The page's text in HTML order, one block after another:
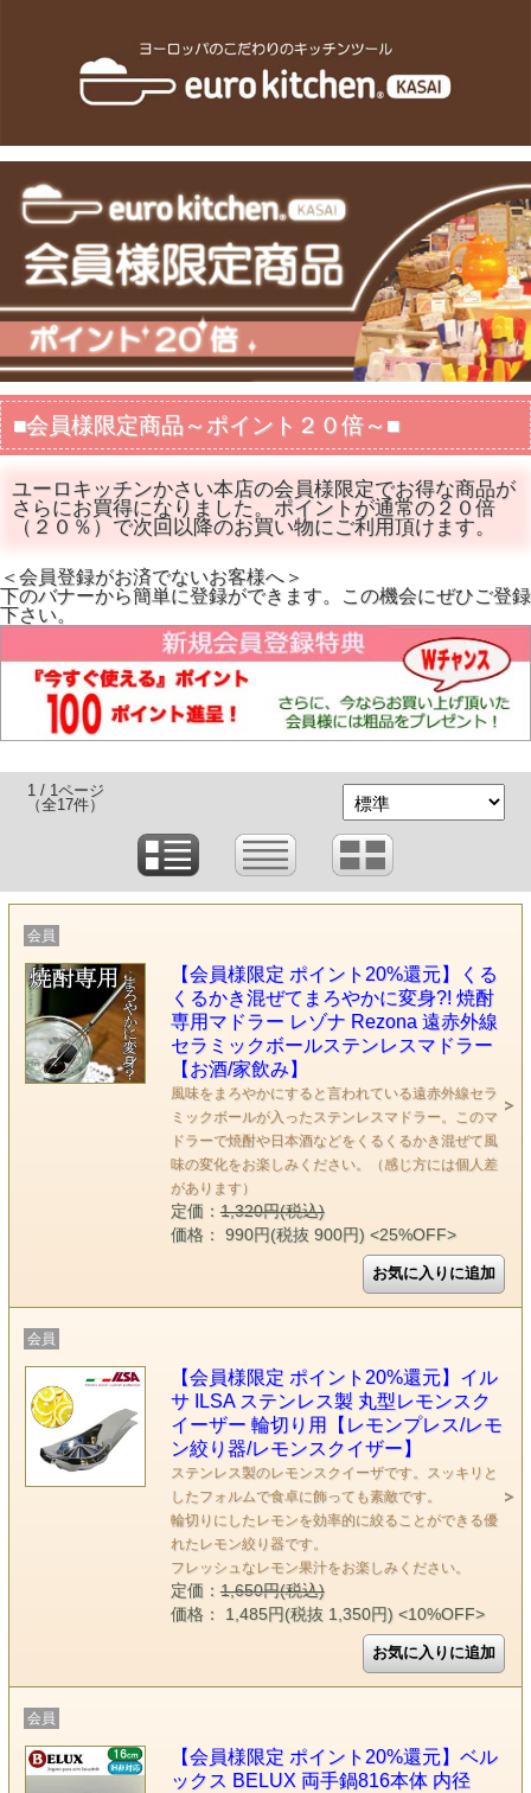
■会員様限定商品～ポイント２０倍～■
ユーロキッチンかさい本店の会員様限定でお得な商品が
さらにお買得になりました。ポイントが通常の２０倍
（２０％）で次回以降のお買い物にご利用頂けます。
＜会員登録がお済でないお客様へ＞
下のバナーから簡単に登録ができます。この機会にぜひご登録
下さい。
1 / 1ページ
（全17件）
会員
【会員様限定 ポイント20%還元】くる
くるかき混ぜてまろやかに変身?! 焼酎
専用マドラー レゾナ Rezona 遠赤外線
セラミックボールステンレスマドラー
【お酒/家飲み】
風味をまろやかにすると言われている遠赤外線セラ
ミックボールが入ったステンレスマドラー。このマ
ドラーで焼酎や日本酒などをくるくるかき混ぜて風
味の変化をお楽しみください。（感じ方には個人差
があります）
定価：1,320円(税込)
価格： 990円(税抜 900円) <25%OFF>
会員
【会員様限定 ポイント20%還元】イル
サ ILSA ステンレス製 丸型レモンスク
イーザー 輪切り用【レモンプレス/レモ
ン絞り器/レモンスクイザー】
ステンレス製のレモンスクイーザです。スッキリと
したフォルムで食卓に飾っても素敵です。
輪切りにしたレモンを効率的に絞ることができる優
れたレモン絞り器です。
フレッシュなレモン果汁をお楽しみください。
定価：1,650円(税込)
価格： 1,485円(税抜 1,350円) <10%OFF>
会員
【会員様限定 ポイント20%還元】ベル
ックス BELUX 両手鍋816本体 内径